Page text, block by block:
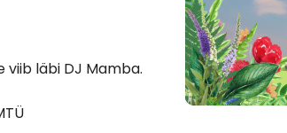
viib läbi DJ Mamba.